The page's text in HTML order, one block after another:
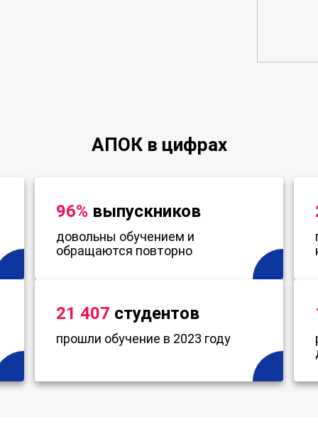
АПОК в цифрах
96% выпускников
довольны обучением и
обращаются повторно
21 407 студентов
прошли обучение в 2023 году